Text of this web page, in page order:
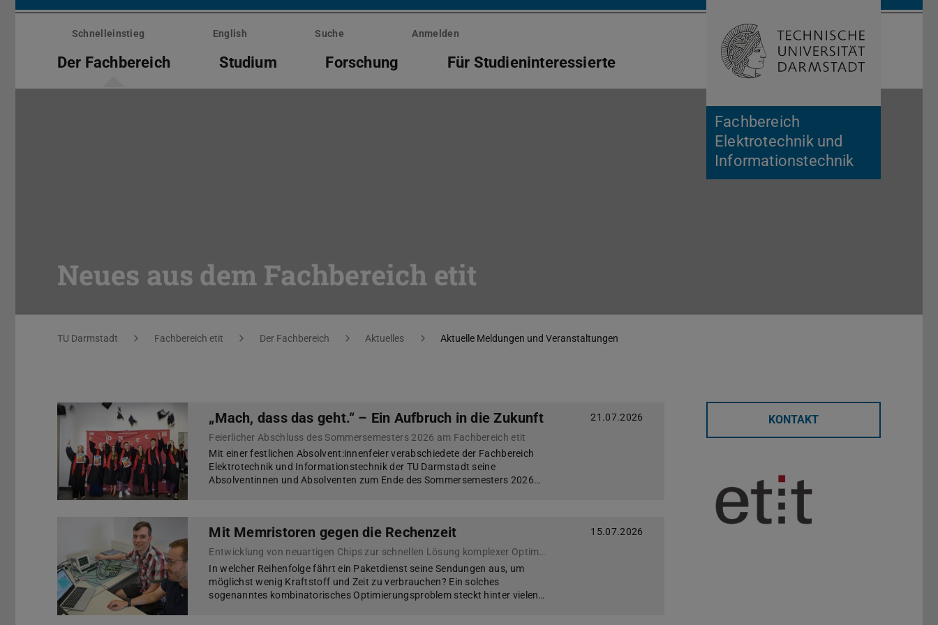
Menü
überspringen
Fachbereich
Elektrotechnik und
Informationstechnik
Schnelleinstieg English Suche Anmelden
Der Fachbereich Studium Forschung Für Studieninteressierte Suche öffnen
Neues aus dem Fachbereich etit
Sie befinden sich hier:
TU Darmstadt Fachbereich etit Der Fachbereich Aktuelles Aktuelle Meldungen und Veranstaltungen
„Mach, dass das geht.“ – Ein Aufbruch in die Zukunft
21.07.2026
Feierlicher Abschluss des Sommersemesters 2026 am Fachbereich etit
Mit einer festlichen Absolvent:innenfeier verabschiedete der Fachbereich
Elektrotechnik und Informationstechnik der TU Darmstadt seine
Absolventinnen und Absolventen zum Ende des Sommersemesters 2026…
Mit Memristoren gegen die Rechenzeit
15.07.2026
Entwicklung von neuartigen Chips zur schnellen Lösung komplexer Optimierungsprobleme
In welcher Reihenfolge fährt ein Paketdienst seine Sendungen aus, um
möglichst wenig Kraftstoff und Zeit zu verbrauchen? Ein solches
sogenanntes kombinatorisches Optimierungsproblem steckt hinter vielen…
KONTAKT